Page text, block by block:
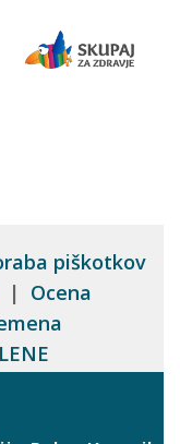
piškotkov
| Ocena